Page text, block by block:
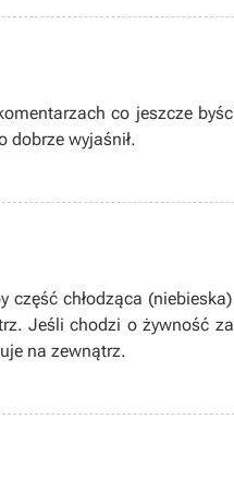
co jeszcze
dobrze wyjaśnił.
chłodząca
Jeśli chodzi o żywność
na zewnątrz.